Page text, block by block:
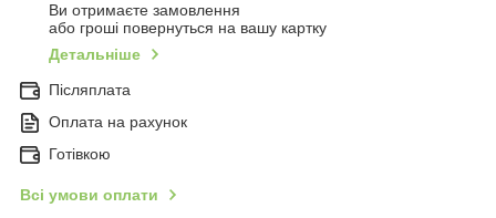
Ви отримаєте замовлення
або гроші повернуться на вашу картку
Детальніше
Післяплата
Оплата на рахунок
Готівкою
Всі умови оплати